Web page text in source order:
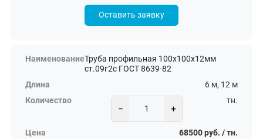
Оставить заявку
Труба профильная 100х100х12мм
ст.09г2с ГОСТ 8639-82
6 м, 12 м
− +
тн.
68500 руб. / тн.